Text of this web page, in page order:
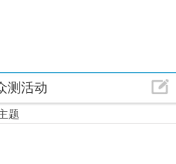
测活动
题